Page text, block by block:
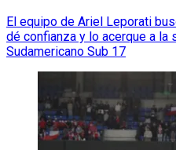
El equipo de Ariel Leporati
dé confianza y lo acerque a la
Sudamericano Sub 17